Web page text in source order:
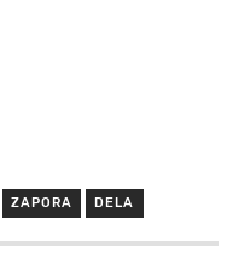
ZAPORA DELA